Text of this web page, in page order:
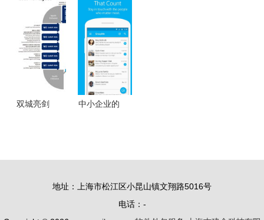
销售小票打
印助手
v11.2标准
版——高效
管理首选
软件 厂家
选择与价格
分析
双城亮剑
两个战场与
中小企业的
小程序应用
地址：上海市松江区小昆山镇文翔路5016号
电话：-